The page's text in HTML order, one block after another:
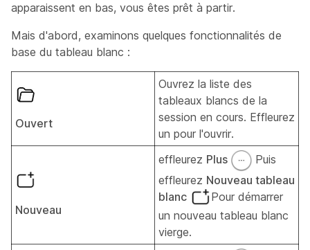
apparaissent en bas, vous êtes prêt à partir.
Mais d'abord, examinons quelques fonctionnalités de
base du tableau blanc :
Ouvert
Ouvrez la liste des
tableaux blancs de la
session en cours. Effleurez
un pour l'ouvrir.
Nouveau
effleurez Plus
Puis
effleurez Nouveau tableau
blanc
Pour démarrer
un nouveau tableau blanc
vierge.